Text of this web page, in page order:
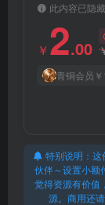
此内容已隐
￥2.00
青铜会员
特别说明：
伙伴～设置小额
觉得资源有价值
源。商用还